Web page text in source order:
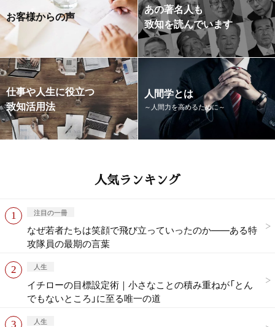
お客様からの声
あの著名人も
致知を読んでいます
仕事や人生に役立つ
致知活用法
人間学とは
～人間力を高めるために～
人気ランキング
注目の一冊
なぜ若者たちは笑顔で飛び立っていったのか——ある特
攻隊員の最期の言葉
人生
イチローの目標設定術｜小さなことの積み重ねが「とん
でもないところ」に至る唯一の道
人生